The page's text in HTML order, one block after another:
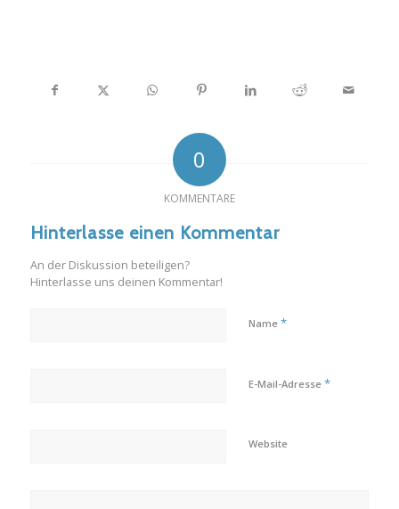
0
KOMMENTARE
Hinterlasse einen Kommentar
An der Diskussion beteiligen?
Hinterlasse uns deinen Kommentar!
Name *
E-Mail-Adresse *
Website